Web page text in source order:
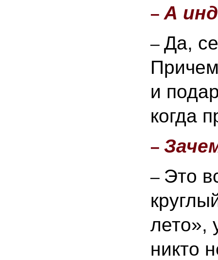
– А
– Да,
и
когда
–
– Это
лето»,
никто